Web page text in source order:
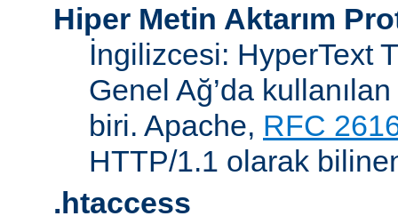
Hiper Metin Aktarım
İngilizcesi: HyperText
Genel Ağ’da
biri. Apache, RFC
HTTP/1.1 olarak
.htaccess